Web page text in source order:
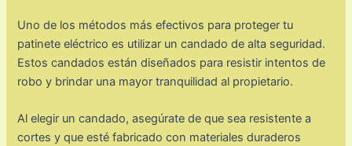
Uno de los métodos más efectivos para proteger tu
patinete eléctrico es utilizar un candado de alta seguridad.
Estos candados están diseñados para resistir intentos de
robo y brindar una mayor tranquilidad al propietario.
Al elegir un candado, asegúrate de que sea resistente a
cortes y que esté fabricado con materiales duraderos